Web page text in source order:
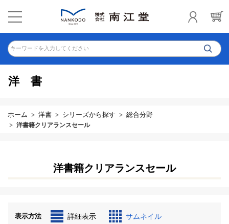
キーワードを入力してください
洋書
ホーム 洋書 シリーズから探す 総合分野
洋書籍クリアランスセール
洋書籍クリアランスセール
表示方法 詳細表示 サムネイル